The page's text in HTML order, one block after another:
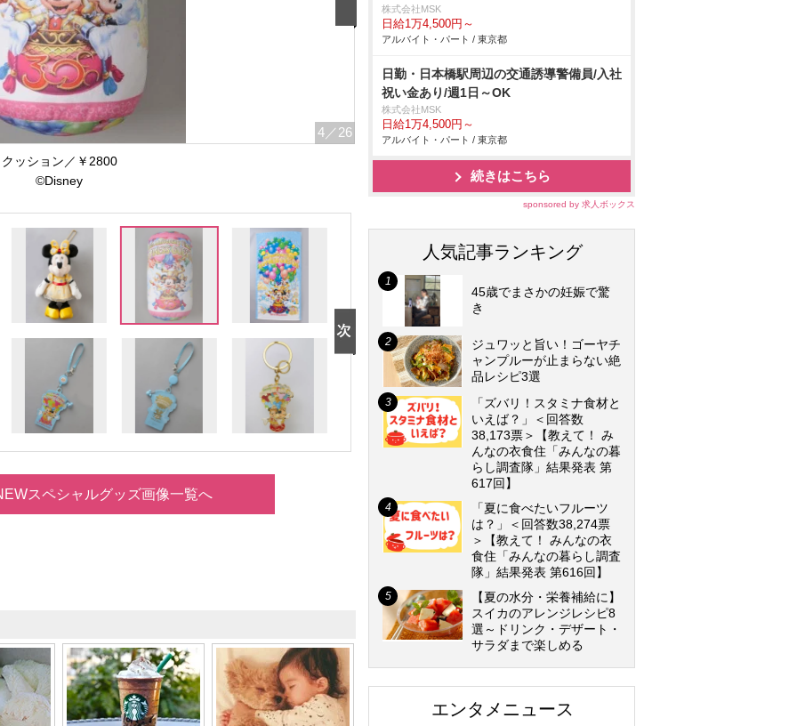
4 ／26
クッション／￥2800
©Disney
スペシャルグッズ画像一覧へ
株式会社MSK
日給1万4,500円～
アルバイト・パート / 東京都
日勤・日本橋駅周辺の交通誘導警備員/入社
祝い金あり/週1日～OK
株式会社MSK
日給1万4,500円～
アルバイト・パート / 東京都
続きはこちら
sponsored by 求人ボックス
人気記事ランキング
45歳でまさかの妊娠で驚
き
ジュワッと旨い！ゴーヤチ
ャンプルーが止まらない絶
品レシピ3選
「ズバリ！スタミナ食材と
いえば？」＜回答数
38,173票＞【教えて！ み
んなの衣食住「みんなの暮
らし調査隊」結果発表 第
617回】
「夏に食べたいフルーツ
は？」＜回答数38,274票
＞【教えて！ みんなの衣
食住「みんなの暮らし調査
隊」結果発表 第616回】
【夏の水分・栄養補給に】
スイカのアレンジレシピ8
選～ドリンク・デザート・
サラダまで楽しめる
エンタメニュース